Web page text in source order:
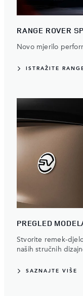
RANGE ROVER
Novo mjerilo
ISTRAŽITE
PREGLED
Stvorite remek-
naših stručnih
SAZNAJTE VIŠE